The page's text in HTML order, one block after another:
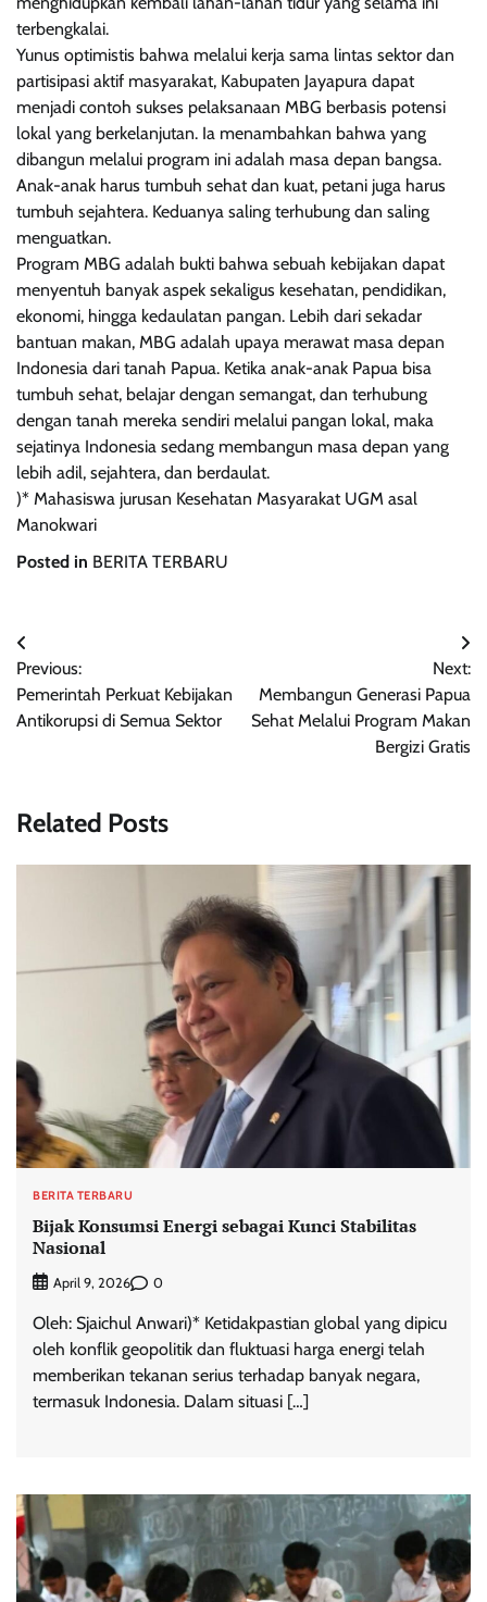
terbengkalai.
Yunus optimistis bahwa melalui kerja sama lintas sektor dan
partisipasi aktif masyarakat, Kabupaten Jayapura dapat
menjadi contoh sukses pelaksanaan MBG berbasis potensi
lokal yang berkelanjutan. Ia menambahkan bahwa yang
dibangun melalui program ini adalah masa depan bangsa.
Anak-anak harus tumbuh sehat dan kuat, petani juga harus
tumbuh sejahtera. Keduanya saling terhubung dan saling
menguatkan.
Program MBG adalah bukti bahwa sebuah kebijakan dapat
menyentuh banyak aspek sekaligus kesehatan, pendidikan,
ekonomi, hingga kedaulatan pangan. Lebih dari sekadar
bantuan makan, MBG adalah upaya merawat masa depan
Indonesia dari tanah Papua. Ketika anak-anak Papua bisa
tumbuh sehat, belajar dengan semangat, dan terhubung
dengan tanah mereka sendiri melalui pangan lokal, maka
sejatinya Indonesia sedang membangun masa depan yang
lebih adil, sejahtera, dan berdaulat.
)* Mahasiswa jurusan Kesehatan Masyarakat UGM asal
Manokwari
Posted in BERITA TERBARU
Navigasi
pos
Previous:
Pemerintah Perkuat Kebijakan
Antikorupsi di Semua Sektor
Next:
Membangun Generasi Papua
Sehat Melalui Program Makan
Bergizi Gratis
Related Posts
BERITA TERBARU
Bijak Konsumsi Energi sebagai Kunci Stabilitas
Nasional
April 9, 2026 0
Oleh: Sjaichul Anwari)* Ketidakpastian global yang dipicu
oleh konflik geopolitik dan fluktuasi harga energi telah
memberikan tekanan serius terhadap banyak negara,
termasuk Indonesia. Dalam situasi […]